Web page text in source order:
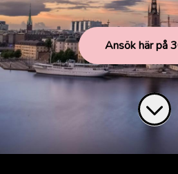
Ansök här på